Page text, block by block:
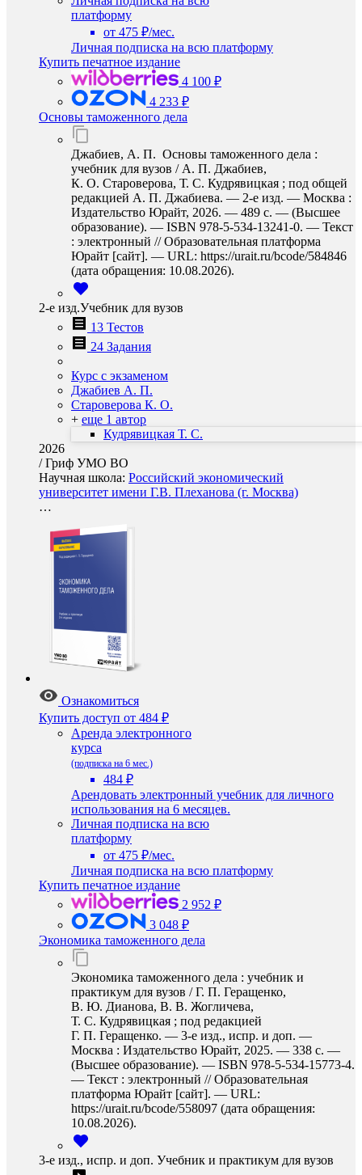
платформу
от 475 ₽/мес.
Личная подписка на всю платформу
Купить печатное издание
4 100 ₽
4 233 ₽
Основы таможенного дела
Джабиев, А. П. Основы таможенного дела :
учебник для вузов / А. П. Джабиев,
К. О. Староверова, Т. С. Кудрявицкая ; под общей
редакцией А. П. Джабиева. — 2-е изд. — Москва :
Издательство Юрайт, 2026. — 489 с. — (Высшее
образование). — ISBN 978-5-534-13241-0. — Текст
: электронный // Образовательная платформа
Юрайт [сайт]. — URL: https://urait.ru/bcode/584846
(дата обращения: 10.08.2026).
2-е изд.Учебник для вузов
13 Тестов
24 Задания
Курс с экзаменом
Джабиев А. П.
Староверова К. О.
+ еще 1 автор
Кудрявицкая Т. С.
2026
/Гриф УМО ВО
Научная школа: Российский экономический
университет имени Г.В. Плеханова (г. Москва)
…
Ознакомиться
Купить доступ от 484 ₽
Аренда электронного
курса
(подписка на 6 мес.)
484 ₽
Арендовать электронный учебник для личного
использования на 6 месяцев.
Личная подписка на всю
платформу
от 475 ₽/мес.
Личная подписка на всю платформу
Купить печатное издание
2 952 ₽
3 048 ₽
Экономика таможенного дела
Экономика таможенного дела : учебник и
практикум для вузов / Г. П. Геращенко,
В. Ю. Дианова, В. В. Жогличева,
Т. С. Кудрявицкая ; под редакцией
Г. П. Геращенко. — 3-е изд., испр. и доп. —
Москва : Издательство Юрайт, 2025. — 338 с. —
(Высшее образование). — ISBN 978-5-534-15773-4.
— Текст : электронный // Образовательная
платформа Юрайт [сайт]. — URL:
https://urait.ru/bcode/558097 (дата обращения:
10.08.2026).
3-е изд., испр. и доп. Учебник и практикум для вузов